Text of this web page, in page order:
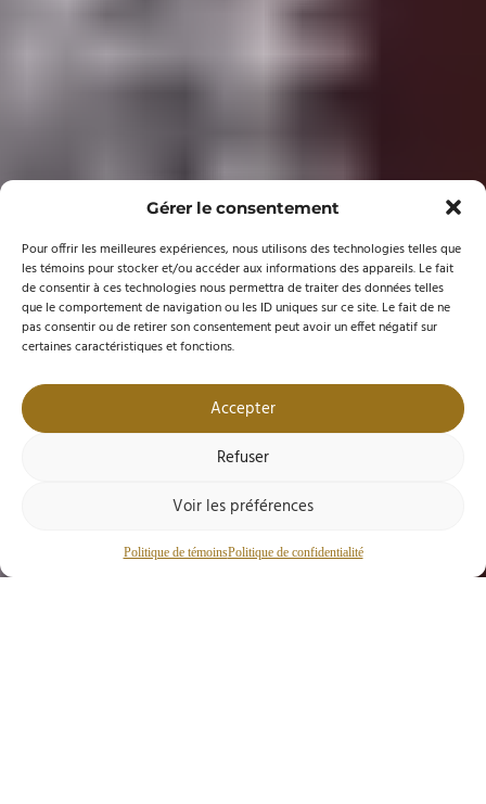
Gérer le consentement
Pour offrir les meilleures expériences, nous utilisons des technologies telles que
les témoins pour stocker et/ou accéder aux informations des appareils. Le fait
de consentir à ces technologies nous permettra de traiter des données telles
que le comportement de navigation ou les ID uniques sur ce site. Le fait de ne
pas consentir ou de retirer son consentement peut avoir un effet négatif sur
certaines caractéristiques et fonctions.
Accepter
Refuser
Voir les préférences
Politique de témoinsPolitique de confidentialité